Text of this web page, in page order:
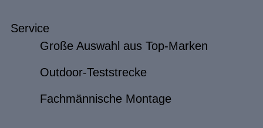
Service
Große Auswahl aus Top-Marken
Outdoor-Teststrecke
Fachmännische Montage